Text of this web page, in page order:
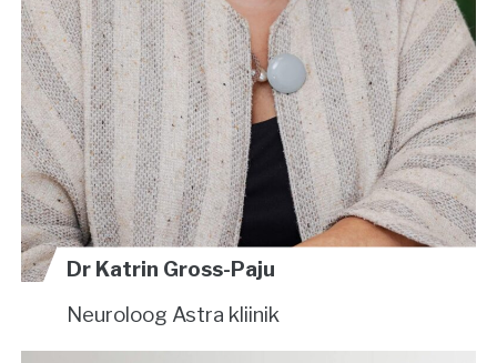
Dr Katrin Gross-Paju
Neuroloog Astra kliinik